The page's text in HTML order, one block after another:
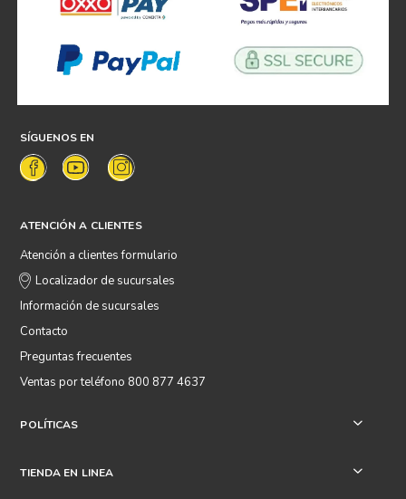
SÍGUENOS EN
ATENCIÓN A CLIENTES
Atención a clientes formulario
Localizador de sucursales
Información de sucursales
Contacto
Preguntas frecuentes
Ventas por teléfono 800 877 4637
POLÍTICAS +
TIENDA EN LINEA +